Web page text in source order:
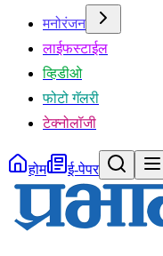
मनोरंजन
लाईफस्टाईल
व्हिडीओ
फोटो गॅलरी
टेक्नोलॉजी
होम ई-पेपर